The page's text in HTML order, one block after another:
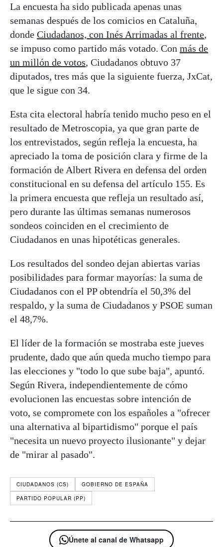
La encuesta ha sido publicada apenas unas
semanas después de los comicios en Cataluña,
donde Ciudadanos, con Inés Arrimadas al frente,
se impuso como partido más votado. Con más de
un millón de votos, Ciudadanos obtuvo 37
diputados, tres más que la siguiente fuerza, JxCat,
que le sigue con 34.
Esta cita electoral habría tenido mucho peso en el
resultado de Metroscopia, ya que gran parte de
los entrevistados, según refleja la encuesta, ha
apreciado la toma de posición clara y firme de la
formación de Albert Rivera en defensa del orden
constitucional en su defensa del artículo 155. Es
la primera encuesta que refleja un resultado así,
pero durante las últimas semanas numerosos
sondeos coinciden en el crecimiento de
Ciudadanos en unas hipotéticas generales.
Los resultados del sondeo dejan abiertas varias
posibilidades para formar mayorías: la suma de
Ciudadanos con el PP obtendría el 50,3% del
respaldo, y la suma de Ciudadanos y PSOE suman
el 48,7%.
El líder de la formación se mostraba este jueves
prudente, dado que aún queda mucho tiempo para
las elecciones y "todo lo que sube baja", apuntó.
Según Rivera, independientemente de cómo
evolucionen las encuestas sobre intención de
voto, se compromete con los españoles a "ofrecer
una alternativa al bipartidismo" porque el país
"necesita un nuevo proyecto ilusionante" y dejar
de "mirar al pasado".
CIUDADANOS (CS)
GOBIERNO DE ESPAÑA
PARTIDO POPULAR (PP)
Únete al canal de Whatsapp